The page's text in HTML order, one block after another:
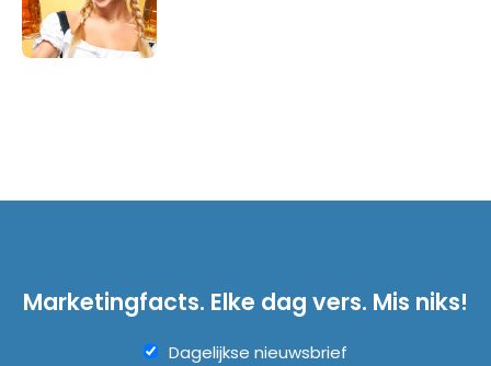
Marketingfacts. Elke dag vers. Mis niks!
Dagelijkse nieuwsbrief